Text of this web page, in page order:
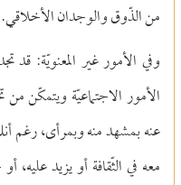
من الذّوق والوجدان الأخلاقي.
وفي الأمور غير المعنويّة:
الأمور الاجتماعيّة ويتمكّن
عنه بمشهد منه وبمرأى، رغم
معه في الثّقافة أو يزيد